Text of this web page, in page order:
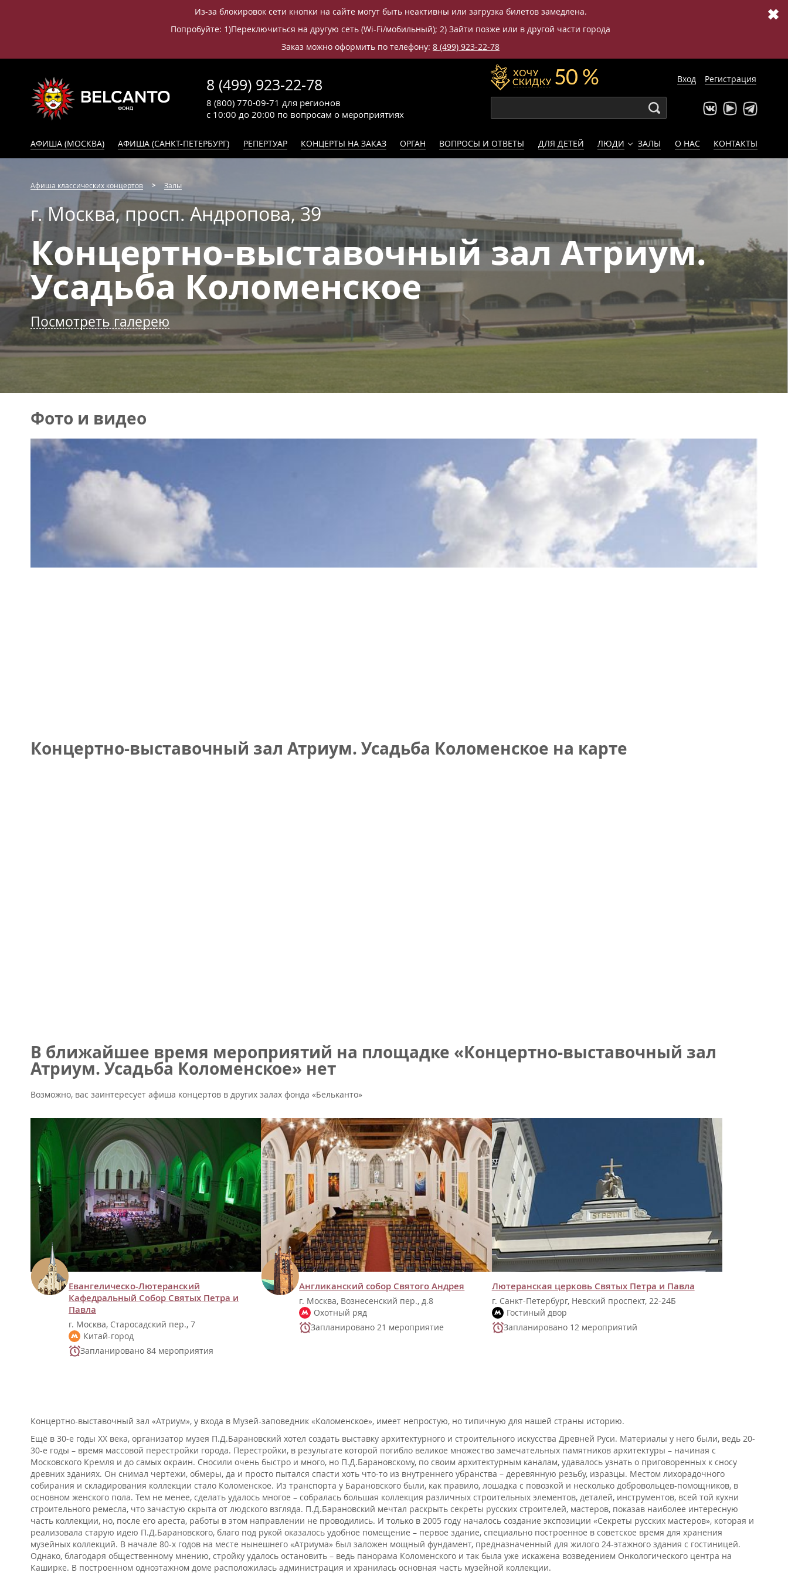
Из-за блокировок сети кнопки на сайте могут быть неактивны или загрузка билетов замедлена.
Попробуйте: 1)Переключиться на другую сеть (Wi-Fi/мобильный); 2) Зайти позже или в другой части города
Заказ можно оформить по телефону: 8 (499) 923-22-78
✖
8 (499) 923-22-78
с 10:00 до 20:00 по вопросам о мероприятиях
8 (800) 770-09-71 для регионов
Вход Регистрация
АФИША (МОСКВА) АФИША (САНКТ-ПЕТЕРБУРГ) РЕПЕРТУАР КОНЦЕРТЫ НА ЗАКАЗ ОРГАН ВОПРОСЫ И ОТВЕТЫ ДЛЯ ДЕТЕЙ ЛЮДИ ЗАЛЫ О НАС КОНТАКТЫ
Афиша классических концертов Залы
г. Москва, просп. Андропова, 39
Концертно-выставочный зал Атриум.
Усадьба Коломенское
Посмотреть галерею
Фото и видео
Концертно-выставочный зал Атриум. Усадьба Коломенское на карте
В ближайшее время мероприятий на площадке «Концертно-выставочный зал
Атриум. Усадьба Коломенское» нет
Возможно, вас заинтересует афиша концертов в других залах фонда «Бельканто»
Евангелическо-Лютеранский
Кафедральный Собор Святых Петра и
Павла
г. Москва, Старосадский пер., 7
Китай-город
Запланировано 84 мероприятия
Англиканский собор Святого Андрея
г. Москва, Вознесенский пер., д.8
Охотный ряд
Запланировано 21 мероприятие
Лютеранская церковь Святых Петра и Павла
г. Санкт-Петербург, Невский проспект, 22-24Б
Гостиный двор
Запланировано 12 мероприятий
Концертно-выставочный зал «Атриум», у входа в Музей-заповедник «Коломенское», имеет непростую, но типичную для нашей страны историю.
Ещё в 30-е годы XX века, организатор музея П.Д.Барановский хотел создать выставку архитектурного и строительного искусства Древней Руси. Материалы у него были, ведь 20-
30-е годы – время массовой перестройки города. Перестройки, в результате которой погибло великое множество замечательных памятников архитектуры – начиная с
Московского Кремля и до самых окраин. Сносили очень быстро и много, но П.Д.Барановскому, по своим архитектурным каналам, удавалось узнать о приговоренных к сносу
древних зданиях. Он снимал чертежи, обмеры, да и просто пытался спасти хоть что-то из внутреннего убранства – деревянную резьбу, изразцы. Местом лихорадочного
собирания и складирования коллекции стало Коломенское. Из транспорта у Барановского были, как правило, лошадка с повозкой и несколько добровольцев-помощников, в
основном женского пола. Тем не менее, сделать удалось многое – собралась большая коллекция различных строительных элементов, деталей, инструментов, всей той кухни
строительного ремесла, что зачастую скрыта от людского взгляда. П.Д.Барановский мечтал раскрыть секреты русских строителей, мастеров, показав наиболее интересную
часть коллекции, но, после его ареста, работы в этом направлении не проводились. И только в 2005 году началось создание экспозиции «Секреты русских мастеров», которая и
реализовала старую идею П.Д.Барановского, благо под рукой оказалось удобное помещение – первое здание, специально построенное в советское время для хранения
музейных коллекций. В начале 80-х годов на месте нынешнего «Атриума» был заложен мощный фундамент, предназначенный для жилого 24-этажного здания с гостиницей.
Однако, благодаря общественному мнению, стройку удалось остановить – ведь панорама Коломенского и так была уже искажена возведением Онкологического центра на
Каширке. В построенном одноэтажном доме расположилась администрация и хранилась основная часть музейной коллекции.